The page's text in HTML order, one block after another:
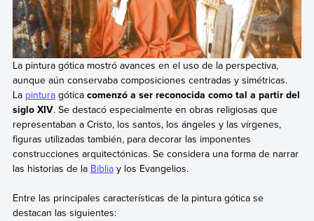
La pintura gótica mostró avances en el uso de la perspectiva,
aunque aún conservaba composiciones centradas y simétricas.
La pinturagóticacomenzó a ser reconocida como tal a partir del
siglo XIV. Se destacó especialmente en obras religiosas que
representaban a Cristo, los santos, los ángeles y las vírgenes,
figuras utilizadas también, para decorar las imponentes
construcciones arquitectónicas. Se considera una forma de narrar
las historias de la Bibliay los Evangelios.
Entre las principales características de la pintura gótica se
destacan las siguientes: